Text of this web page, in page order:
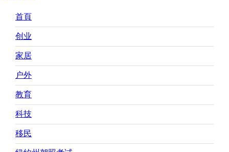
Main
navigation
首頁
创业
家居
户外
教育
科技
移民